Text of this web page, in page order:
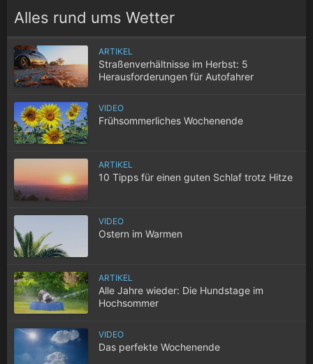
Alles rund ums Wetter
ARTIKEL
Straßenverhältnisse im Herbst: 5
Herausforderungen für Autofahrer
VIDEO
Frühsommerliches Wochenende
ARTIKEL
10 Tipps für einen guten Schlaf trotz Hitze
VIDEO
Ostern im Warmen
ARTIKEL
Alle Jahre wieder: Die Hundstage im
Hochsommer
VIDEO
Das perfekte Wochenende